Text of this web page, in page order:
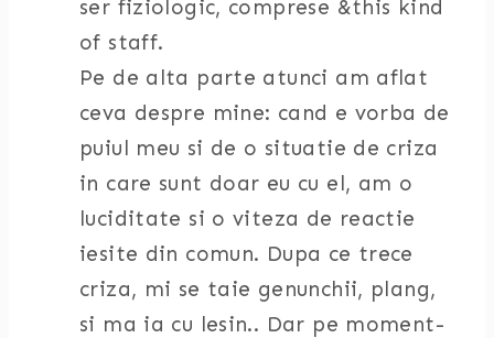
ser fiziologic, comprese &this kind
of staff.
Pe de alta parte atunci am aflat
ceva despre mine: cand e vorba de
puiul meu si de o situatie de criza
in care sunt doar eu cu el, am o
luciditate si o viteza de reactie
iesite din comun. Dupa ce trece
criza, mi se taie genunchii, plang,
si ma ia cu lesin.. Dar pe moment-